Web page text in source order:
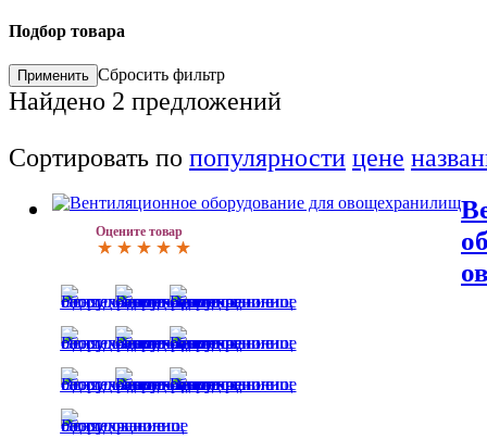
Подбор товара
Сбросить фильтр
Найдено 2 предложений
Сортировать по популярности цене
Оцените товар